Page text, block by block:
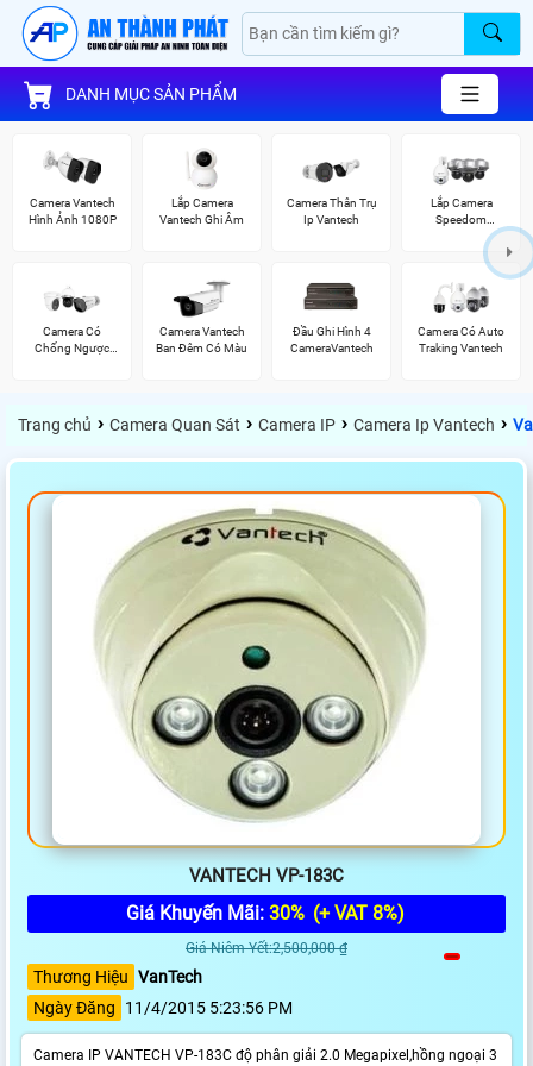
DANH MỤC SẢN PHẨM
Camera Vantech
Hình Ảnh 1080P
Lắp Camera
Vantech Ghi Âm
Camera Thân Trụ
Ip Vantech
Lắp Camera
Speedom
Camera Có
Chống Ngược
Camera Vantech
Ban Đêm Có Màu
Đầu Ghi Hình 4
CameraVantech
Camera Có Auto
Traking Vantech
Trang chủ › Camera Quan Sát › Camera IP › Camera Ip Vantech ›
VANTECH VP-183C
Giá Khuyến Mãi: 30% (+ VAT 8%)
Giá Niêm Yết:2,500,000 ₫
Thương Hiệu VanTech
Ngày Đăng
11/4/2015 5:23:56 PM
Camera IP VANTECH VP-183C độ phân giải 2.0 Megapixel,hồng ngoại 3